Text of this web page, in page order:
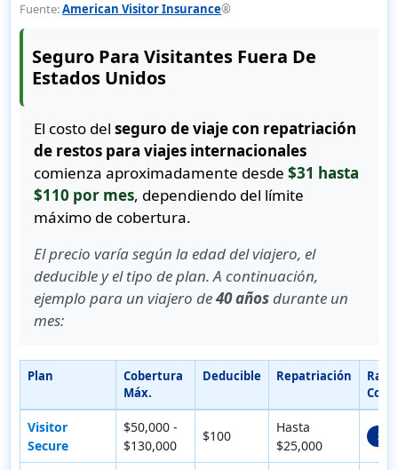
Fuente:American Visitor Insurance®
Seguro Para Visitantes Fuera De
Estados Unidos
El costo delseguro de viaje con repatriación
de restos para viajes internacionales
comienza aproximadamente desde$31 hasta
$110 por mes, dependiendo del límite
máximo de cobertura.
El precio varía según la edad del viajero, el
deducible y el tipo de plan. A continuación,
ejemplo para un viajero de40 añosdurante un
mes:
Plan
Cobertura
Máx.
Deducible Repatriación
Visitor
Secure
$50,000 -
$130,000
$100
Hasta
$25,000